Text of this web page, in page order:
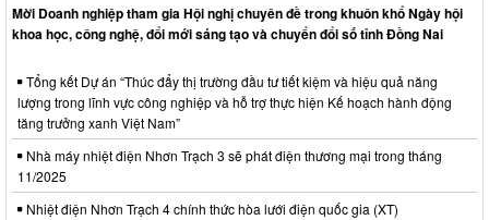
Mời Doanh nghiệp tham gia Hội nghị chuyên đề trong khuôn khổ Ngày hội
khoa học, công nghệ, đổi mới sáng tạo và chuyển đổi số tỉnh Đồng Nai
Tổng kết Dự án “Thúc đẩy thị trường đầu tư tiết kiệm và hiệu quả năng
lượng trong lĩnh vực công nghiệp và hỗ trợ thực hiện Kế hoạch hành động
tăng trưởng xanh Việt Nam”
Nhà máy nhiệt điện Nhơn Trạch 3 sẽ phát điện thương mại trong tháng
11/2025
Nhiệt điện Nhơn Trạch 4 chính thức hòa lưới điện quốc gia (XT)